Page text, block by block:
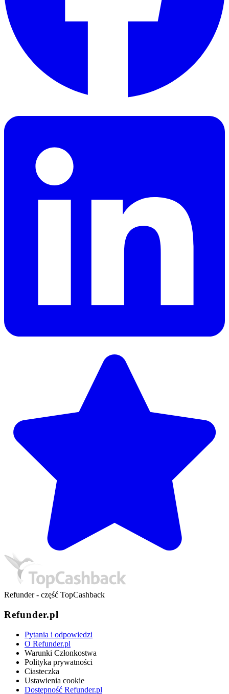
Refunder - część TopCashback
Refunder.pl
Pytania i odpowiedzi
O Refunder.pl
Warunki Członkostwa
Polityka prywatności
Ciasteczka
Ustawienia cookie
Dostępność Refunder.pl